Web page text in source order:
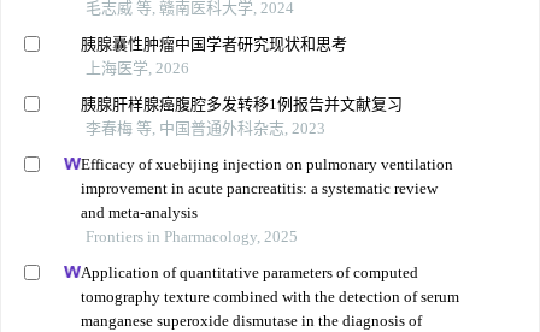
毛志威 等, 赣南医科大学, 2024
胰腺囊性肿瘤中国学者研究现状和思考
上海医学, 2026
胰腺肝样腺癌腹腔多发转移1例报告并文献复习
李春梅 等, 中国普通外科杂志, 2023
Efficacy of xuebijing injection on pulmonary ventilation
improvement in acute pancreatitis: a systematic review
and meta-analysis
Frontiers in Pharmacology, 2025
Application of quantitative parameters of computed
tomography texture combined with the detection of serum
manganese superoxide dismutase in the diagnosis of